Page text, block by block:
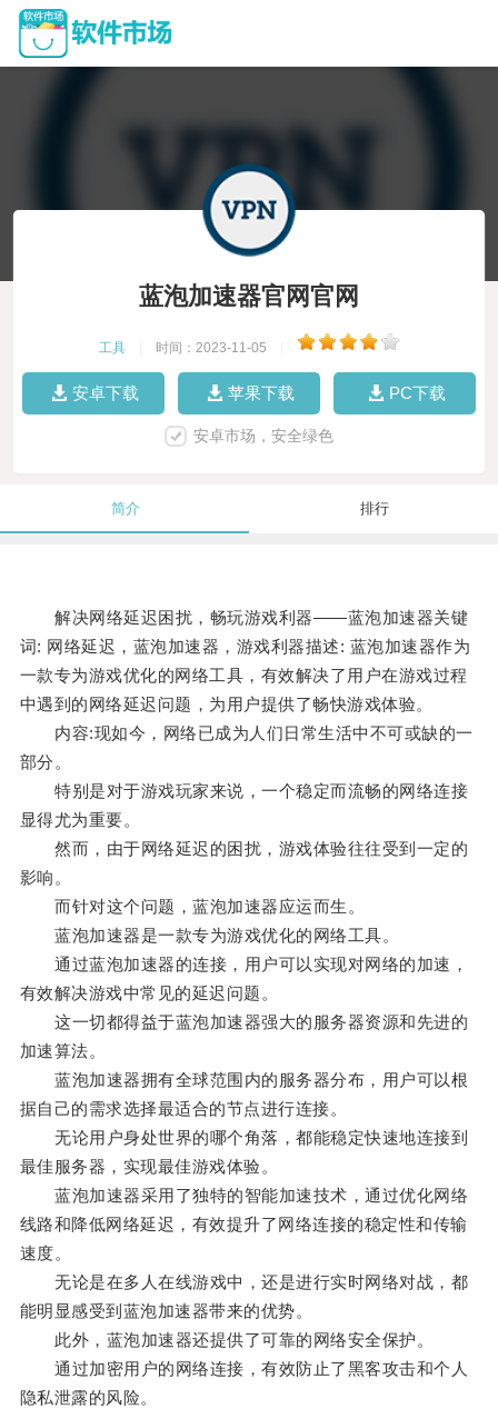
蓝泡加速器官网官网
工具 时间：2023-11-05
安卓下载 苹果下载 PC下载
安卓市场，安全绿色
简介 排行
解决网络延迟困扰，畅玩游戏利器——蓝泡加速器关键
词: 网络延迟，蓝泡加速器，游戏利器描述: 蓝泡加速器作为
一款专为游戏优化的网络工具，有效解决了用户在游戏过程
中遇到的网络延迟问题，为用户提供了畅快游戏体验。
内容:现如今，网络已成为人们日常生活中不可或缺的一
部分。
特别是对于游戏玩家来说，一个稳定而流畅的网络连接
显得尤为重要。
然而，由于网络延迟的困扰，游戏体验往往受到一定的
影响。
而针对这个问题，蓝泡加速器应运而生。
蓝泡加速器是一款专为游戏优化的网络工具。
通过蓝泡加速器的连接，用户可以实现对网络的加速，
有效解决游戏中常见的延迟问题。
这一切都得益于蓝泡加速器强大的服务器资源和先进的
加速算法。
蓝泡加速器拥有全球范围内的服务器分布，用户可以根
据自己的需求选择最适合的节点进行连接。
无论用户身处世界的哪个角落，都能稳定快速地连接到
最佳服务器，实现最佳游戏体验。
蓝泡加速器采用了独特的智能加速技术，通过优化网络
线路和降低网络延迟，有效提升了网络连接的稳定性和传输
速度。
无论是在多人在线游戏中，还是进行实时网络对战，都
能明显感受到蓝泡加速器带来的优势。
此外，蓝泡加速器还提供了可靠的网络安全保护。
通过加密用户的网络连接，有效防止了黑客攻击和个人
隐私泄露的风险。